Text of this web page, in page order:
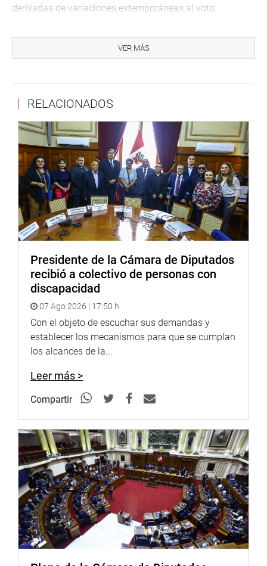
derivadas de variaciones extemporáneas al voto.
permanente como parlamentarios. Debe haber un cierre
para la votación y este es luego de la proclamación de
Asimismo, el congresista Jorge Marticorena (PB) aseveró
que de esta forma se evitan los cálculos que a veces se
realizan para cambiar los votos.
“El Legislativo requiere de decisiones que aseguren su
transparencia”, finalizó.
OFICINA DE COMUNICACIONES E IMAGEN
INSTITUCIONALES
VER MÁS
RELACIONADOS
Presidente de la Cámara de Diputados
recibió a colectivo de personas con
discapacidad
07 Ago 2026 | 17:50 h
Con el objeto de escuchar sus demandas y
establecer los mecanismos para que se cumplan
los alcances de la...
Leer más >
Compartir